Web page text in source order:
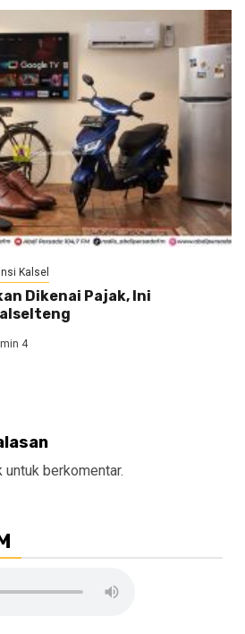
Kalsel
Dikenai Pajak, Ini
4
untuk berkomentar.